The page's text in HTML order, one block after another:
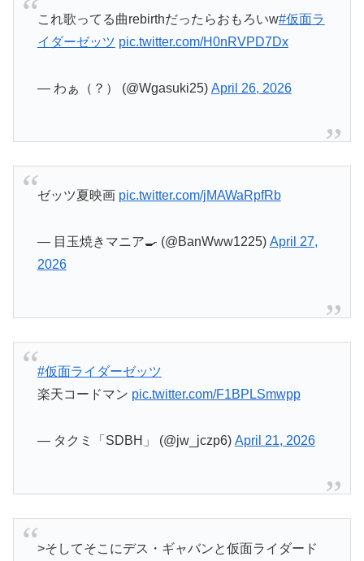
これ歌ってる曲rebirthだったらおもろいw#仮面ラ
イダーゼッツ pic.twitter.com/H0nRVPD7Dx
— わぁ（？） (@Wgasuki25) April 26, 2026
ゼッツ夏映画 pic.twitter.com/jMAWaRpfRb
— 目玉焼きマニア🍳 (@BanWww1225) April 27,
2026
#仮面ライダーゼッツ
楽天コードマン pic.twitter.com/F1BPLSmwpp
— タクミ「SDBH」 (@jw_jczp6) April 21, 2026
>そしてそこにデス・ギャバンと仮面ライダード